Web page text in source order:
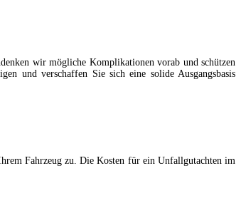
wir mögliche Komplikationen vorab und schützen
und verschaffen Sie sich eine solide Ausgangsbasis
Fahrzeug zu. Die Kosten für ein Unfallgutachten im